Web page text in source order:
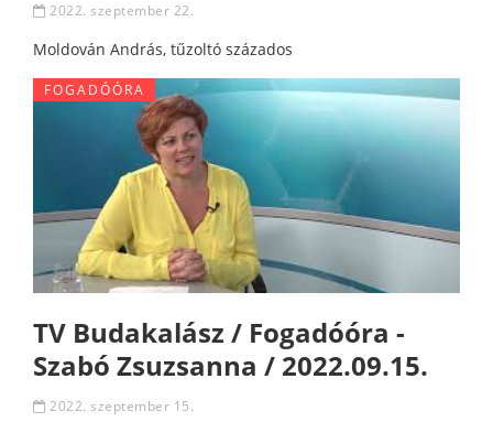
2022. szeptember 22.
Moldován András, tűzoltó százados
FOGADÓÓRA
TV Budakalász / Fogadóóra -
Szabó Zsuzsanna / 2022.09.15.
2022. szeptember 15.